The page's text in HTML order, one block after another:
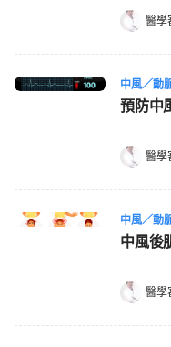
醫學
中風／動
預防中
醫學
中風／動
中風後
醫學